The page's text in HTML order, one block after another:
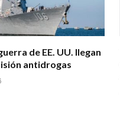
de EE. UU. llegan
antidrogas